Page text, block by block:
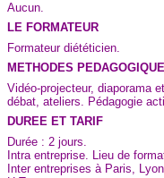
Aucun.
LE FORMATEUR
Formateur diététicien.
METHODES
Vidéo-projecteur, diaporama
débat, ateliers. Pédagogie
DUREE ET TARIF
Durée : 2 jours.
Intra entreprise. Lieu de
Inter entreprises à Paris,